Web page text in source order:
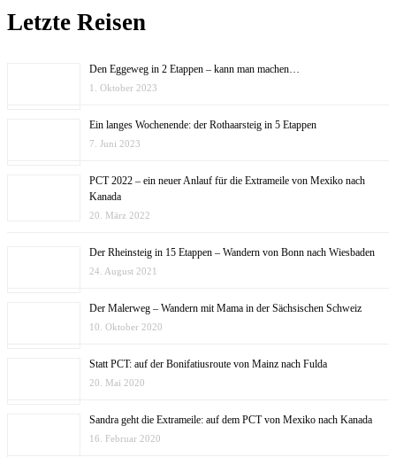
Letzte Reisen
Den Eggeweg in 2 Etappen – kann man machen…
1. Oktober 2023
Ein langes Wochenende: der Rothaarsteig in 5 Etappen
7. Juni 2023
PCT 2022 – ein neuer Anlauf für die Extrameile von Mexiko nach
Kanada
20. März 2022
Der Rheinsteig in 15 Etappen – Wandern von Bonn nach Wiesbaden
24. August 2021
Der Malerweg – Wandern mit Mama in der Sächsischen Schweiz
10. Oktober 2020
Statt PCT: auf der Bonifatiusroute von Mainz nach Fulda
20. Mai 2020
Sandra geht die Extrameile: auf dem PCT von Mexiko nach Kanada
16. Februar 2020